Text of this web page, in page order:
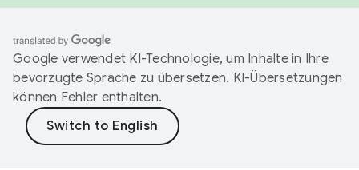
Google verwendet KI-Technologie, um Inhalte in Ihre
bevorzugte Sprache zu übersetzen. KI-Übersetzungen
können Fehler enthalten.